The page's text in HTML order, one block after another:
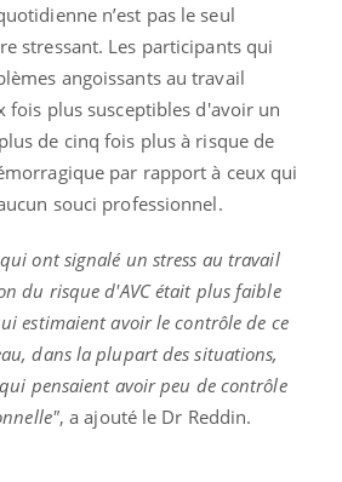
n’est pas le seul
stressant. Les participants qui
angoissants au travail
fois plus susceptibles d'avoir un
de cinq fois plus à risque de
par rapport à ceux qui
souci professionnel.
ont signalé un stress au travail
du risque d'AVC était plus faible
estimaient avoir le contrôle de ce
dans la plupart des situations,
pensaient avoir peu de contrôle
, a ajouté le Dr Reddin.